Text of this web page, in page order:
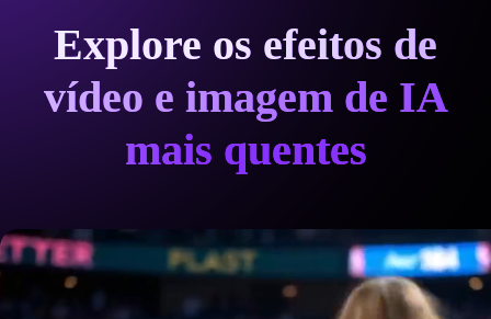
Explore os efeitos de
vídeo e imagem de IA
mais quentes